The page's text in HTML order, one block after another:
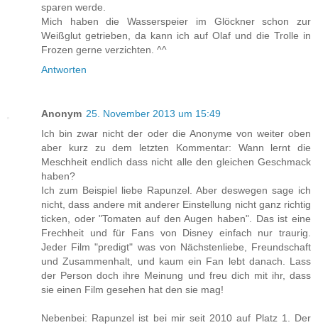
sparen werde.
Mich haben die Wasserspeier im Glöckner schon zur
Weißglut getrieben, da kann ich auf Olaf und die Trolle in
Frozen gerne verzichten. ^^
Antworten
Anonym 25. November 2013 um 15:49
Ich bin zwar nicht der oder die Anonyme von weiter oben
aber kurz zu dem letzten Kommentar: Wann lernt die
Meschheit endlich dass nicht alle den gleichen Geschmack
haben?
Ich zum Beispiel liebe Rapunzel. Aber deswegen sage ich
nicht, dass andere mit anderer Einstellung nicht ganz richtig
ticken, oder "Tomaten auf den Augen haben". Das ist eine
Frechheit und für Fans von Disney einfach nur traurig.
Jeder Film "predigt" was von Nächstenliebe, Freundschaft
und Zusammenhalt, und kaum ein Fan lebt danach. Lass
der Person doch ihre Meinung und freu dich mit ihr, dass
sie einen Film gesehen hat den sie mag!
Nebenbei: Rapunzel ist bei mir seit 2010 auf Platz 1. Der